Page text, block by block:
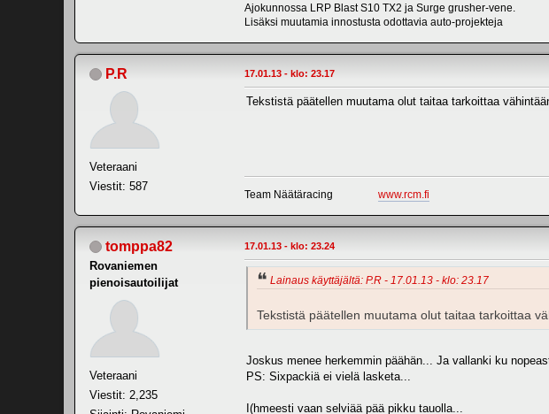
Ajokunnossa LRP Blast S10 TX2 ja Surge grusher-vene.
Lisäksi muutamia innostusta odottavia auto-projekteja
P.R
Veteraani
Viestit: 587
17.01.13 - klo: 23.17
Tekstistä päätellen muutama olut taitaa tarkoittaa
Team Näätäracing www.rcm.fi
tomppa82
Rovaniemen
pienoisautoilijat
Veteraani
Viestit: 2,235
17.01.13 - klo: 23.24
Lainaus käyttäjältä: P.R - 17.01.13 - klo: 23.17
Tekstistä päätellen muutama olut taitaa tarkoittaa
Joskus menee herkemmin päähän... Ja vallanki ku
PS: Sixpackiä ei vielä lasketa...
I(hmeesti vaan selviää pää pikku tauolla...